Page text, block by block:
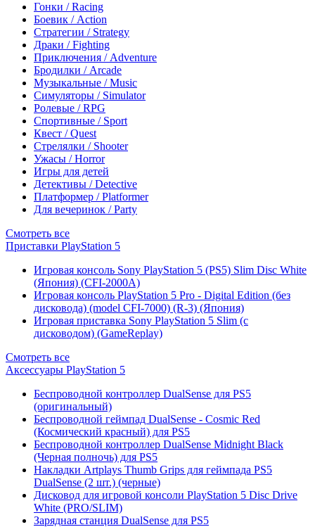
Гонки / Racing
Боевик / Action
Стратегии / Strategy
Драки / Fighting
Приключения / Adventure
Бродилки / Arcade
Музыкальные / Music
Симуляторы / Simulator
Ролевые / RPG
Спортивные / Sport
Квест / Quest
Стрелялки / Shooter
Ужасы / Horror
Игры для детей
Детективы / Detective
Платформер / Platformer
Для вечеринок / Party
Смотреть все
Приставки PlayStation 5
Игровая консоль Sony PlayStation 5 (PS5) Slim Disc White
(Япония) (CFI-2000A)
Игровая консоль PlayStation 5 Pro - Digital Edition (без
дисковода) (model CFI-7000) (R-3) (Япония)
Игровая приставка Sony PlayStation 5 Slim (с
дисководом) (GameReplay)
Смотреть все
Аксессуары PlayStation 5
Беспроводной контроллер DualSense для PS5
(оригинальный)
Беспроводной геймпад DualSense - Cosmic Red
(Космический красный) для PS5
Беспроводной контроллер DualSense Midnight Black
(Черная полночь) для PS5
Накладки Artplays Thumb Grips для геймпада PS5
DualSense (2 шт.) (черные)
Дисковод для игровой консоли PlayStation 5 Disc Drive
White (PRO/SLIM)
Зарядная станция DualSense для PS5